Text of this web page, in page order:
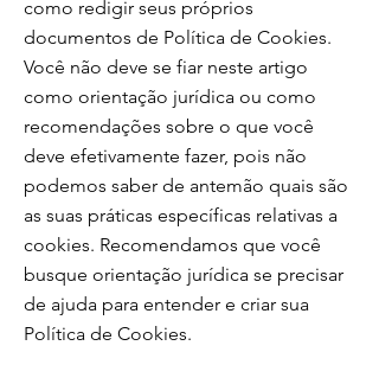
como redigir seus próprios
documentos de Política de Cookies.
Você não deve se fiar neste artigo
como orientação jurídica ou como
recomendações sobre o que você
deve efetivamente fazer, pois não
podemos saber de antemão quais são
as suas práticas específicas relativas a
cookies. Recomendamos que você
busque orientação jurídica se precisar
de ajuda para entender e criar sua
Política de Cookies.